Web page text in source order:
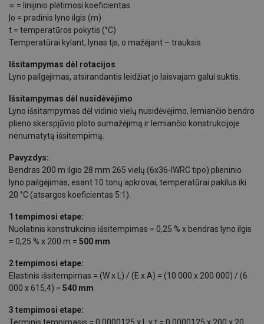
∝ = linijinio plėtimosi koeficientas
|o = pradinis lyno ilgis (m)
t = temperatūros pokytis (°C)
Temperatūrai kylant, lynas tįs, o mažėjant – trauksis.
Išsitampymas dėl rotacijos
Lyno pailgėjimas, atsirandantis leidžiat jo laisvajam galui suktis.
Išsitampymas dėl nusidėvėjimo
Lyno išsitampymas dėl vidinio vielų nusidėvėjimo, lemiančio bendro
plieno skerspjūvio ploto sumažėjimą ir lemiančio konstrukcijoje
nenumatytą išsitempimą.
Pavyzdys:
Bendras 200 m ilgio 28 mm 265 vielų (6x36-IWRC tipo) plieninio
lyno pailgėjimas, esant 10 tonų apkrovai, temperatūrai pakilus iki
20 °C (atsargos koeficientas 5:1).
1 tempimosi etape:
Nuolatinis konstrukcinis išsitempimas = 0,25 % x bendras lyno ilgis
= 0,25 % x 200 m = 500 mm
2 tempimosi etape:
Elastinis išsitempimas = (W x L) / (E x A) = (10 000 x 200 000) / (6
000 x 615,4) = 540 mm
3 tempimosi etape: